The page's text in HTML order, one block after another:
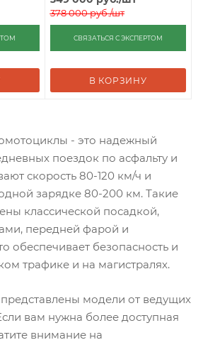
378 000руб./шт
СВЯЗАТЬСЯ С ЭКСПЕРТОМ
В КОРЗИНУ
- это надежный
поездок по асфальту и
скорость 80-120 км/ч и
зарядке 80-200 км. Такие
классической посадкой,
передней фарой и
обеспечивает безопасность и
трафике и на магистралях.
модели от ведущих
вам нужна более доступная
внимание на